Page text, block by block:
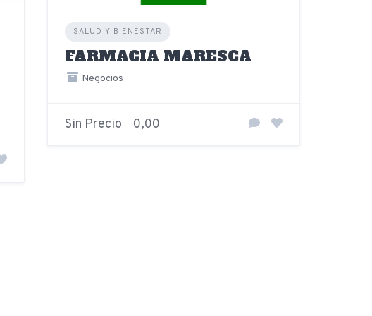
SALUD Y BIENESTAR
FARMACIA MARESCA
Negocios
Sin Precio 0,00